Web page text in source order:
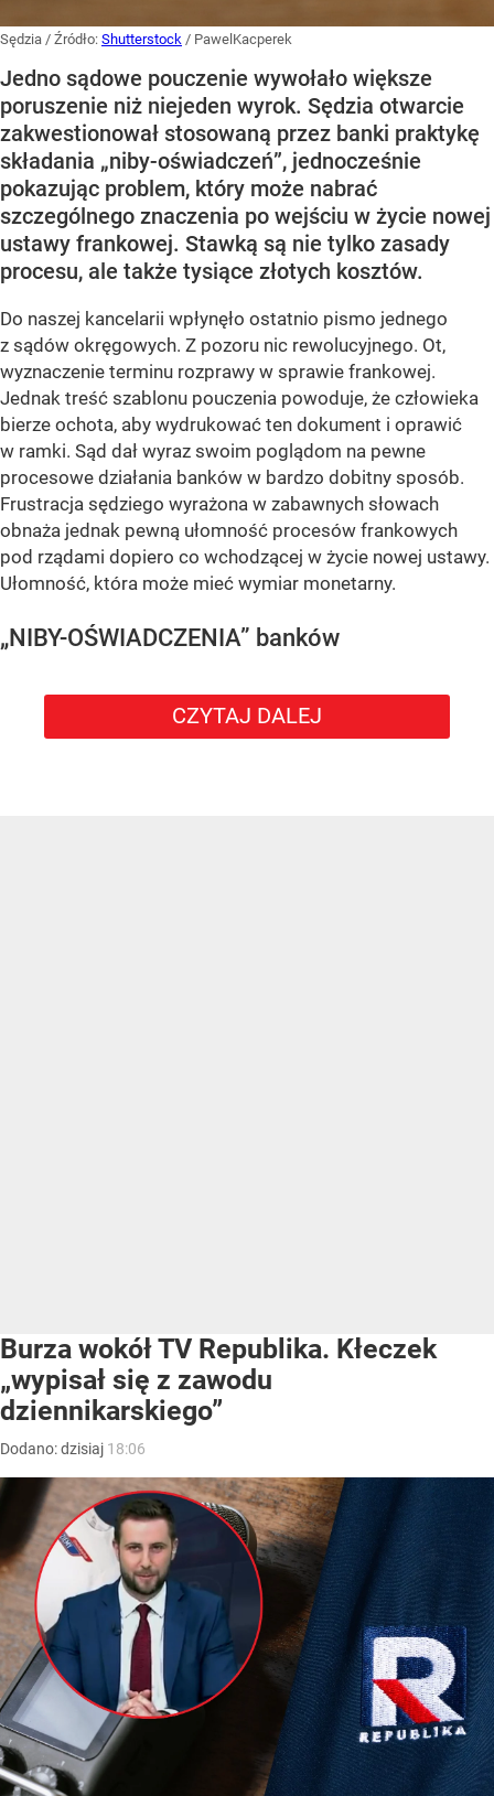
Sędzia / Źródło: Shutterstock / PawelKacperek
Jedno sądowe pouczenie wywołało większe
poruszenie niż niejeden wyrok. Sędzia otwarcie
zakwestionował stosowaną przez banki praktykę
składania „niby-oświadczeń”, jednocześnie
pokazując problem, który może nabrać
szczególnego znaczenia po wejściu w życie nowej
ustawy frankowej. Stawką są nie tylko zasady
procesu, ale także tysiące złotych kosztów.
Do naszej kancelarii wpłynęło ostatnio pismo jednego
z sądów okręgowych. Z pozoru nic rewolucyjnego. Ot,
wyznaczenie terminu rozprawy w sprawie frankowej.
Jednak treść szablonu pouczenia powoduje, że człowieka
bierze ochota, aby wydrukować ten dokument i oprawić
w ramki. Sąd dał wyraz swoim poglądom na pewne
procesowe działania banków w bardzo dobitny sposób.
Frustracja sędziego wyrażona w zabawnych słowach
obnaża jednak pewną ułomność procesów frankowych
pod rządami dopiero co wchodzącej w życie nowej ustawy.
Ułomność, która może mieć wymiar monetarny.
„NIBY-OŚWIADCZENIA” banków
CZYTAJ DALEJ
Burza wokół TV Republika. Kłeczek
„wypisał się z zawodu
dziennikarskiego”
Dodano:dzisiaj 18:06